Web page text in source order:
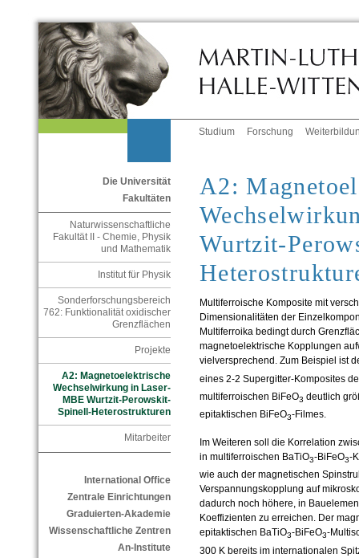
Studium Forschung
Die Universität
Fakultäten
Naturwissenschaftliche
Fakultät II - Chemie, Physik
und Mathematik
Institut für Physik
Sonderforschungsbereich
762: Funktionalität oxidischer
Grenzflächen
Projekte
A2: Magnetoelektrische
Wechselwirkung in Laser-
MBE Wurtzit-Perowskit-
Spinell-Heterostrukturen
Mitarbeiter
International Office
Zentrale Einrichtungen
Graduierten-Akademie
Wissenschaftliche Zentren
An-Institute
A2:
Wurtzit-
Multiferroische Komposite mit
Dimensionalitäten der
Multiferroika bedingt durch
magnetoelektrische Kopplungen
vielversprechend. Zum Beispiel ist
eines 2-2 Supergitter-Komposites
multiferroischen BiFeO3 deutlich
epitaktischen BiFeO3-Filmes.
Im Weiteren soll die Korrelation
in multiferroischen BaTiO3-BiFeO3-
wie auch der magnetischen
Verspannungskopplung auf
dadurch noch höhere, in
Koeffizienten zu erreichen. Der
epitaktischen BaTiO3-BiFeO3-
300 K bereits im internationalen